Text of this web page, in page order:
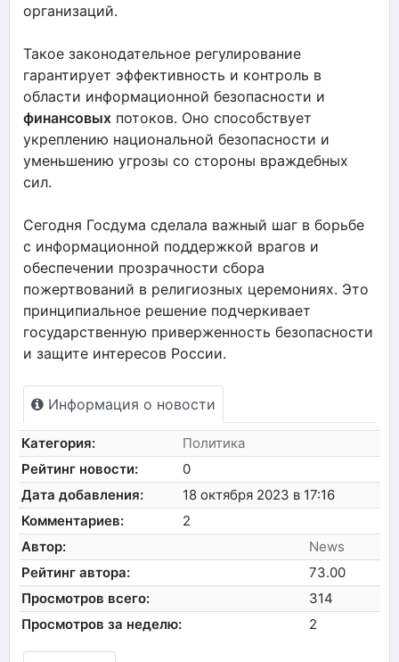
организаций.
Такое законодательное регулирование
гарантирует эффективность и контроль в
области информационной безопасности и
финансовых потоков. Оно способствует
укреплению национальной безопасности и
уменьшению угрозы со стороны враждебных
сил.
Сегодня Госдума сделала важный шаг в борьбе
с информационной поддержкой врагов и
обеспечении прозрачности сбора
пожертвований в религиозных церемониях. Это
принципиальное решение подчеркивает
государственную приверженность безопасности
и защите интересов России.
Информация о новости
Категория:
Политика
Рейтинг новости:
0
Дата добавления:
18 октября 2023 в 17:16
Комментариев:
2
Автор:
News
Рейтинг автора:
73.00
Просмотров всего:
314
Просмотров за неделю:
2